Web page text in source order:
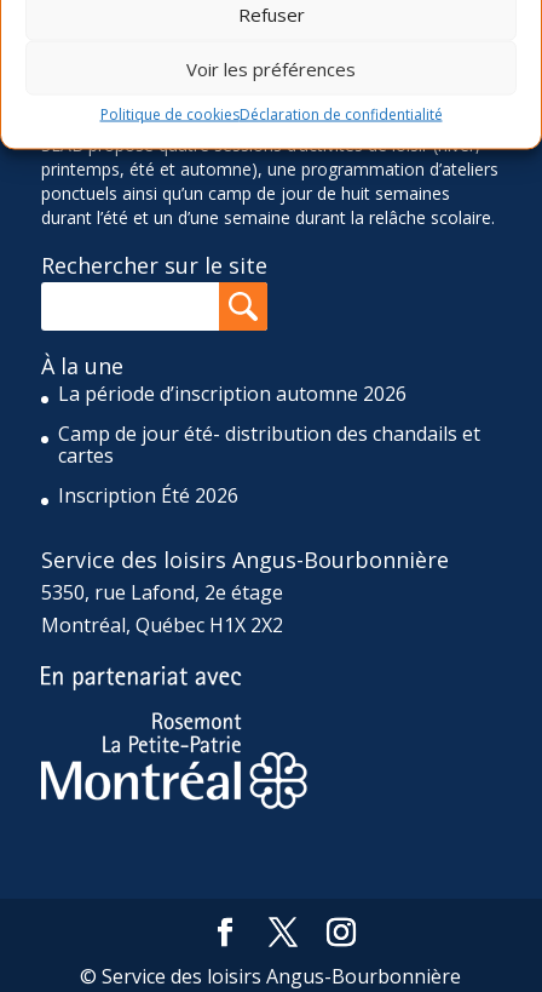
Refuser
Voir les préférences
Politique de cookiesDéclaration de confidentialité
des Loisirs Angus-Bourbonnière contribue significative à
offrant des activités physiques, sportives, culturelles,
accessibles et de qualité. Pour réaliser cette mission, le
SLAB propose quatre sessions d’activités de loisir (hiver,
printemps, été et automne), une programmation d’ateliers
ponctuels ainsi qu’un camp de jour de huit semaines
durant l’été et un d’une semaine durant la relâche scolaire.
Rechercher sur le site
À la une
La période d’inscription automne 2026
Camp de jour été- distribution des chandails et
cartes
Inscription Été 2026
Service des loisirs Angus-Bourbonnière
5350, rue Lafond, 2e étage
Montréal, Québec H1X 2X2
© Service des loisirs Angus-Bourbonnière